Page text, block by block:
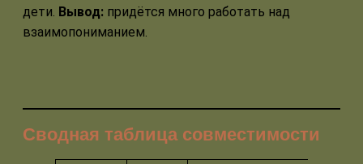
дети. Вывод: придётся много работать над
взаимопониманием.
Сводная таблица совместимости